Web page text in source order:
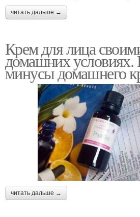
читать дальше →
Крем для лица
домашних
минусы домашнего
читать дальше →